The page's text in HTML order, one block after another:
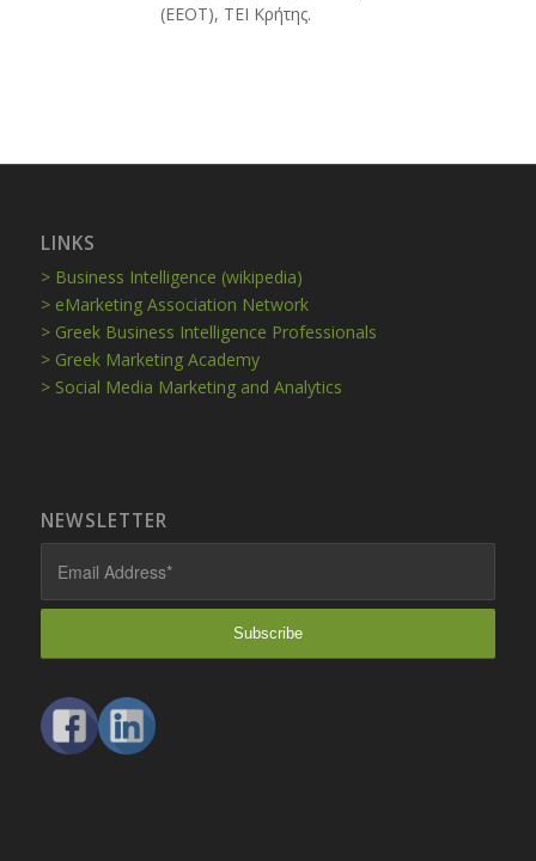
(ΕΕΟΤ), ΤΕΙ Κρήτης.
LINKS
> Business Intelligence (wikipedia)
> eMarketing Association Network
> Greek Business Intelligence Professionals
> Greek Marketing Academy
> Social Media Marketing and Analytics
NEWSLETTER